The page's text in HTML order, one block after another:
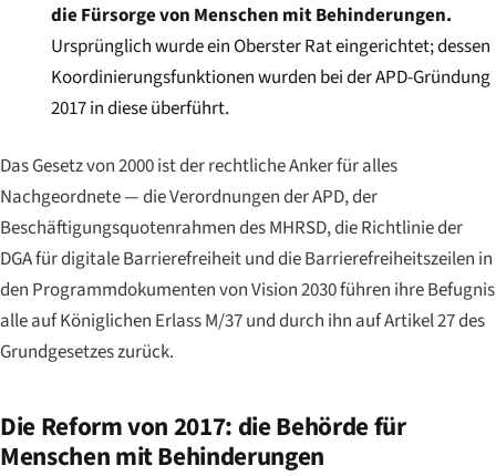
die Fürsorge von Menschen mit Behinderungen.
Ursprünglich wurde ein Oberster Rat eingerichtet; dessen
Koordinierungsfunktionen wurden bei der APD-Gründung
2017 in diese überführt.
Das Gesetz von 2000 ist der rechtliche Anker für alles
Nachgeordnete — die Verordnungen der APD, der
Beschäftigungsquotenrahmen des MHRSD, die Richtlinie der
DGA für digitale Barrierefreiheit und die Barrierefreiheitszeilen in
den Programmdokumenten von Vision 2030 führen ihre Befugnis
alle auf Königlichen Erlass M/37 und durch ihn auf Artikel 27 des
Grundgesetzes zurück.
Die Reform von 2017: die Behörde für
Menschen mit Behinderungen